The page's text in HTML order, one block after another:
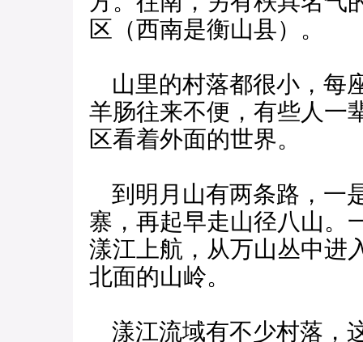
区（西南是衡山县）。
山里的村落都很小，每
羊肠往来不便，有些人一
区看着外面的世界。
到明月山有两条路，一
寨，再起早走山径八山。
漾江上航，从万山丛中进
北面的山岭。
漾江流域有不少村落，